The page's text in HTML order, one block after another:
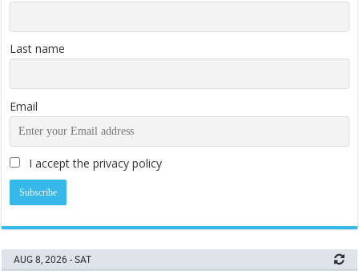
Last name
Email
I accept the privacy policy
AUG 8, 2026 - SAT